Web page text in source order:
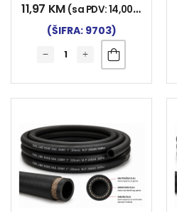
11,97 KM (sa PDV:14,00KM
(ŠIFRA: 9703)